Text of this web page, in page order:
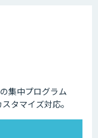
集中プログラム
タマイズ対応。